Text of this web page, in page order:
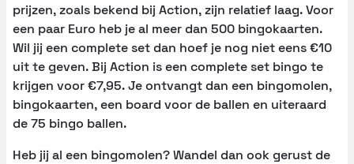
prijzen, zoals bekend bij Action, zijn relatief laag. Voor
een paar Euro heb je al meer dan 500 bingokaarten.
Wil jij een complete set dan hoef je nog niet eens €10
uit te geven. Bij Action is een complete set bingo te
krijgen voor €7,95. Je ontvangt dan een bingomolen,
bingokaarten, een board voor de ballen en uiteraard
de 75 bingo ballen.
Heb jij al een bingomolen? Wandel dan ook gerust de